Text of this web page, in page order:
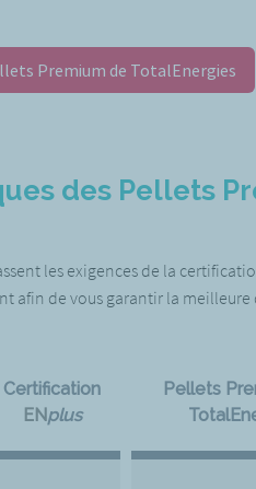
Premium de TotalEnergies
des Pellets
les exigences de la
afin de vous garantir la
Certification
ENplus
Pellets